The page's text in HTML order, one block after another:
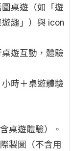
桌遊（如「遊
趣」）與 icon
遊互動，體驗
時＋桌遊體驗
桌遊體驗）。
製圖（不含用